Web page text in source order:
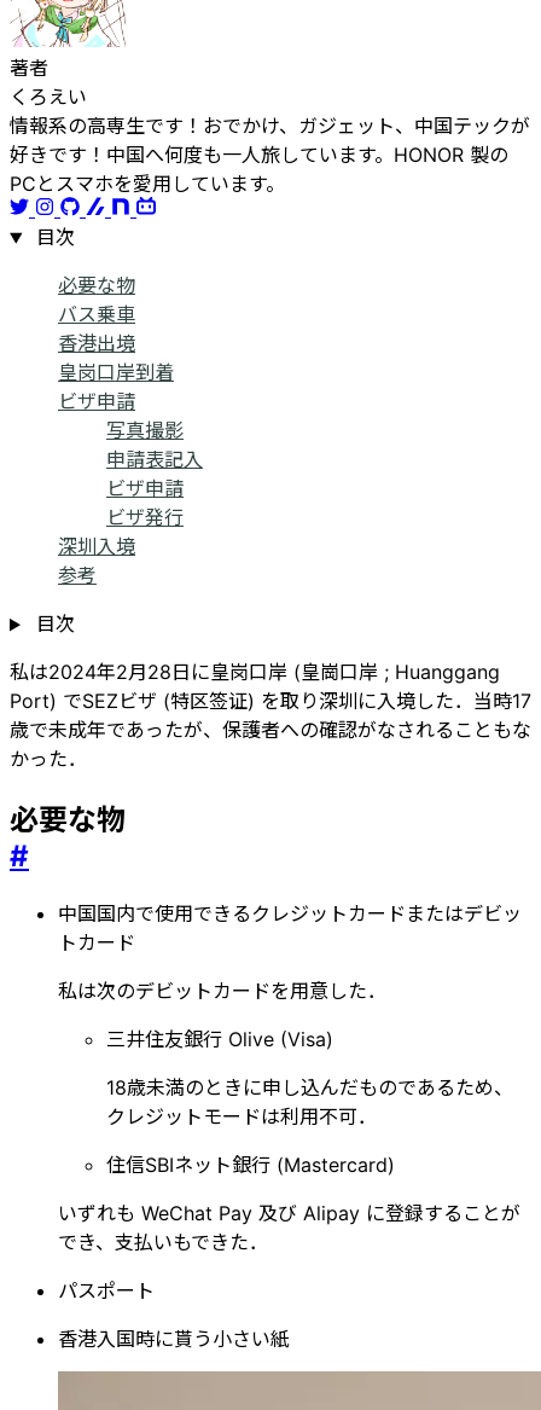
著者
くろえい
情報系の高専生です！おでかけ、ガジェット、中国テックが
好きです！中国へ何度も一人旅しています。HONOR 製の
PCとスマホを愛用しています。
目次
必要な物
バス乗車
香港出境
皇岗口岸到着
ビザ申請
写真撮影
申請表記入
ビザ申請
ビザ発行
深圳入境
参考
目次
私は2024年2月28日に皇岗口岸 (皇崗口岸 ; Huanggang
Port) でSEZビザ (特区签证) を取り深圳に入境した．当時17
歳で未成年であったが、保護者への確認がなされることもな
かった．
必要な物
#
中国国内で使用できるクレジットカードまたはデビッ
トカード
私は次のデビットカードを用意した．
三井住友銀行 Olive (Visa)
18歳未満のときに申し込んだものであるため、
クレジットモードは利用不可．
住信SBIネット銀行 (Mastercard)
いずれも WeChat Pay 及び Alipay に登録することが
でき、支払いもできた．
パスポート
香港入国時に貰う小さい紙